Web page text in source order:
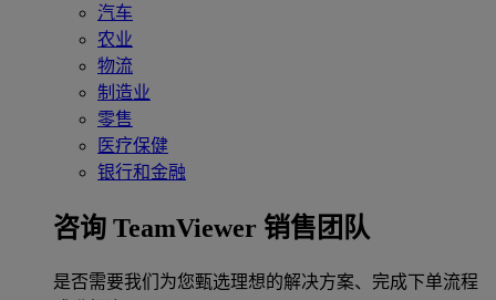
汽车
农业
物流
制造业
零售
医疗保健
银行和金融
咨询 TeamViewer 销售团队
是否需要我们为您甄选理想的解决方案、完成下单流程